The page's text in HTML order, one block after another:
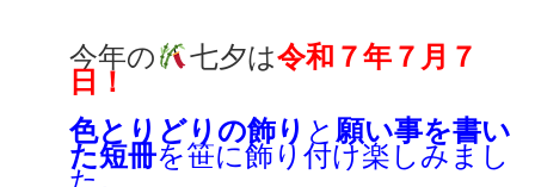
今年の 七夕は令和７年７月７
日！
色とりどりの飾り と 願い事を書い
た短冊を笹に飾り付け楽しみまし